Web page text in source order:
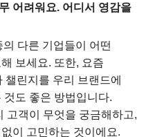
어려워요. 어디서 영감을
다른 기업들이 어떤
보세요. 또한, 요즘
린지를 우리 브랜드에
도 좋은 방법입니다.
고객이 무엇을 궁금해하고,
이 고민하는 것이에요.